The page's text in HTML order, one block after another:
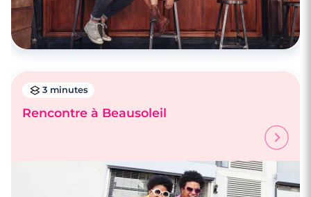
3 minutes
Rencontre à Beausoleil